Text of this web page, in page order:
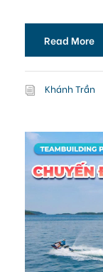
Read More
Khánh Trần